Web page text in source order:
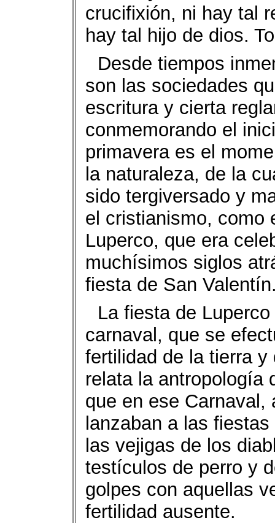
crucifixión, ni hay tal
hay tal hijo de dios.
Desde tiempos
son las sociedades
escritura y cierta
conmemorando el
primavera es el
la naturaleza, de la
sido tergiversado y
el cristianismo, como
Luperco, que era
muchísimos siglos
fiesta de San
La fiesta de
carnaval, que se
fertilidad de la tierra
relata la antropología
que en ese
lanzaban a las
las vejigas de los
testículos de perro y
golpes con aquellas
fertilidad ausente.